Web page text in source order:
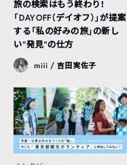
旅の検索はもう終わり！
「DAYOFF（デイオフ）」が提案
する「私の好みの旅」の新し
い“発見”の仕方
miii / 吉田実佐子